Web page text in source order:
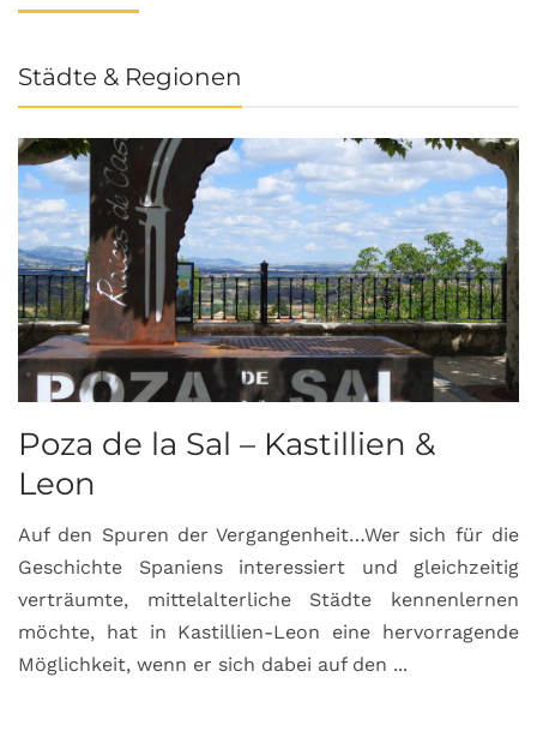
Städte & Regionen
Poza de la Sal – Kastillien &
Leon
Auf den Spuren der Vergangenheit…Wer sich für die
Geschichte Spaniens interessiert und gleichzeitig
verträumte, mittelalterliche Städte kennenlernen
möchte, hat in Kastillien-Leon eine hervorragende
Möglichkeit, wenn er sich dabei auf den ...